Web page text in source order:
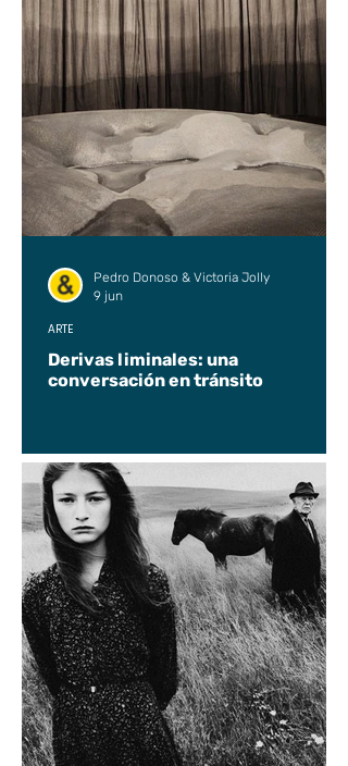
Derivas liminales: una
conversación en tránsito
ARTE
Pedro Donoso & Victoria Jolly
9 jun